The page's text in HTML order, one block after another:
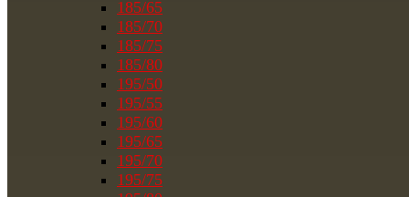
185/65
185/70
185/75
185/80
195/50
195/55
195/60
195/65
195/70
195/75